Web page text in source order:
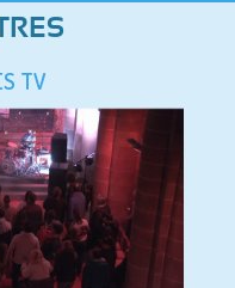
TV